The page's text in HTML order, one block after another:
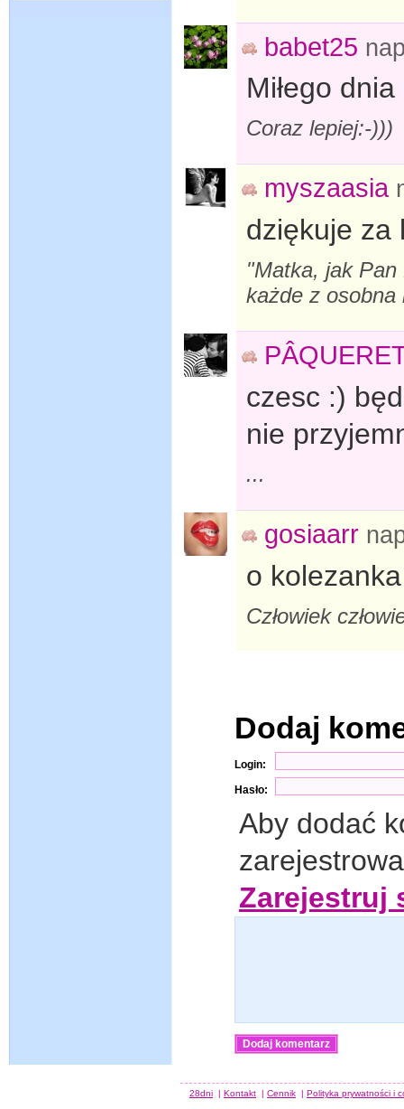
babet25
Miłego
Coraz lepiej:-)))
myszaasia
dziękuje za
"Matka, jak
każde z
czesc :)
nie
...
gosiaarr
o
Człowiek
Dodaj
Login:
Hasło:
Aby dodać
Zarejestruj
28dni Kontakt Cennik Polityka prywatności i